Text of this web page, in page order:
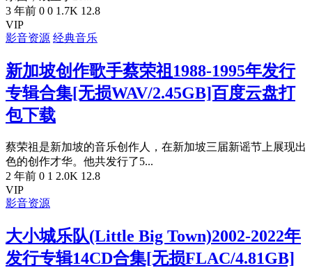
3 年前 0 0 1.7K 12.8
VIP
影音资源 经典音乐
新加坡创作歌手蔡荣祖1988-1995年发行
专辑合集[无损WAV/2.45GB]百度云盘打
包下载
蔡荣祖是新加坡的音乐创作人，在新加坡三届新谣节上展现出
色的创作才华。他共发行了5...
2 年前 0 1 2.0K 12.8
VIP
影音资源
大小城乐队(Little Big Town)2002-2022年
发行专辑14CD合集[无损FLAC/4.81GB]